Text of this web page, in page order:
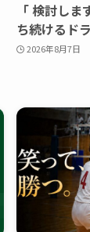
「 検討し
ち続けるド
2026年8月7日